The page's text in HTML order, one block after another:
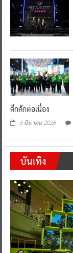
คึกคักต่อเนื่อง
5 มีนาคม 2026
บันเทิง